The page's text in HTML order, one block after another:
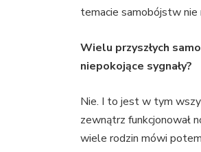
temacie samobójstw nie
Wielu przyszłych
niepokojące sygnały?
Nie. I to jest w tym
zewnątrz funkcjonował
wiele rodzin mówi